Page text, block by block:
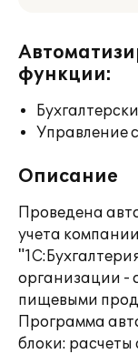
функции:
Управление
Описание
Проведена
учета
организации -
пищевыми
Программа
блоки: